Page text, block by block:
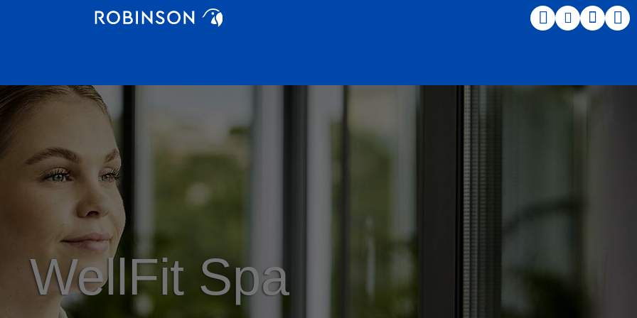
WellFit Spa